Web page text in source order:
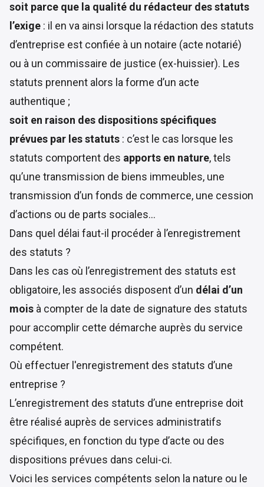
soit parce que la qualité du rédacteur des statuts
l’exige : il en va ainsi lorsque la rédaction des statuts
d’entreprise est confiée à un notaire (acte notarié)
ou à un commissaire de justice (ex-huissier). Les
statuts prennent alors la forme d’un acte
authentique ;
soit en raison des dispositions spécifiques
prévues par les statuts : c’est le cas lorsque les
statuts comportent des apports en nature, tels
qu’une transmission de biens immeubles, une
transmission d’un fonds de commerce, une cession
d’actions ou de parts sociales…
Dans quel délai faut-il procéder à l’enregistrement
des statuts ?
Dans les cas où l’enregistrement des statuts est
obligatoire, les associés disposent d’un délai d’un
mois à compter de la date de signature des statuts
pour accomplir cette démarche auprès du service
compétent.
Où effectuer l'enregistrement des statuts d’une
entreprise ?
L’enregistrement des statuts d’une entreprise doit
être réalisé auprès de services administratifs
spécifiques, en fonction du type d’acte ou des
dispositions prévues dans celui-ci.
Voici les services compétents selon la nature ou le